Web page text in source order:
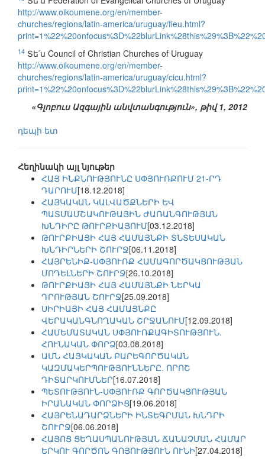
http://www.oikoumene.org/en/member-
churches/regions/latin-america/uruguay/fieu.html?
14 Տե՛ս Council of Christian Churches of Uruguay
http://www.oikoumene.org/en/member-
churches/regions/latin-america/uruguay/cicu.html?
«Գլոբուս Ազգային անվտանգություն», թիվ 1, 2012
դեպի ետ
Հեղինակի այլ նյութեր
ՀԱՅ ԻՆՔՆՈՒԹՅՈՒՆԸ ՍՓՅՈՒՌՔՈՒՄ 21-ՐԴ
ԴԱՐՈՒՄ[18.12.2018]
ՀԱՅԿԱԿԱՆ ԿԱԼՎԱԾՔՆԵՐԻ ԵՎ
ՊԱՏՄԱՄՇԱԿՈՒԹԱՅԻՆ ԺԱՌԱՆԳՈՒԹՅԱՆ
ԽՆԴԻՐԸ ԹՈՒՐՔԻԱՅՈՒՄ[03.12.2018]
ԹՈՒՐՔԻԱՅԻ ՀԱՅ ՀԱՄԱՅՆՔԻ ՏՆՏԵՍԱԿԱՆ
ԽՆԴԻՐՆԵՐԻ ՇՈՒՐՋ[06.11.2018]
ՀԱՅՐԵՆԻՔ-ՍՓՅՈՒՌՔ ՀԱՄԱԳՈՐԾԱԿՑՈՒԹՅԱՆ
ՄՈԴԵԼՆԵՐԻ ՇՈՒՐՋ[26.10.2018]
ԹՈՒՐՔԻԱՅԻ ՀԱՅ ՀԱՄԱՅՆՔԻ ՆԵՐԿԱ
ԴՐՈՒԹՅԱՆ ՇՈՒՐՋ[25.09.2018]
ՍԻՐԻԱՅԻ ՀԱՅ ՀԱՄԱՅՆՔԸ
ՎԵՐԱԿԱՆԳՆՈՂԱԿԱՆ ՇՐՋԱՆՈՒՄ[12.09.2018]
ՀԱՄԵՄԱՏԱԿԱՆ ՍՓՅՈՒՌՔԱԳԻՏՈՒԹՅՈՒՆ.
ՀՈՒՆԱԿԱՆ ՓՈՐՁ[03.08.2018]
ԱՄՆ ՀԱՅԿԱԿԱՆ ԲԱՐԵԳՈՐԾԱԿԱՆ
ԿԱԶՄԱԿԵՐՊՈՒԹՅՈՒՆՆԵՐԸ. ՈՐՈՇ
ԴԻՏԱՐԿՈՒՄՆԵՐ[16.07.2018]
ՊԵՏՈՒԹՅՈՒՆ-ՍՓՅՈՒՌՔ ԳՈՐԾԱԿՑՈՒԹՅԱՆ
ԻՐԱՆԱԿԱՆ ՓՈՐՁԻՑ[19.06.2018]
ՀԱՅՐԵՆԱԴԱՐՁՆԵՐԻ ԻՆՏԵԳՐՄԱՆ ԽՆԴՐԻ
ՇՈՒՐՋ[06.06.2018]
ՀԱՅՈՑ ՑԵՂԱՍՊԱՆՈՒԹՅԱՆ ՃԱՆԱՉՄԱՆ ՀԱՄԱՐ
ԵՐԿՈՒ ԳՈՐԾՈՆ ԳՈՅՈՒԹՅՈՒՆ ՈՒՆԻ[27.04.2018]